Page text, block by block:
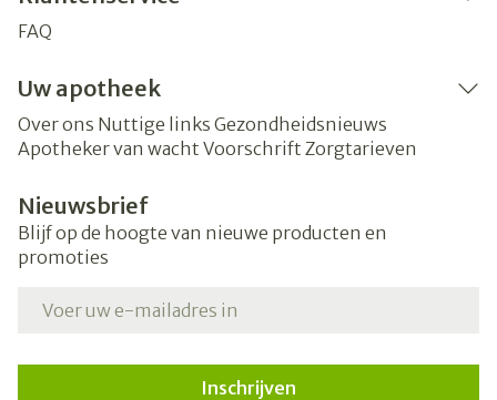
FAQ
Uw apotheek
Over ons Nuttige links Gezondheidsnieuws
Apotheker van wacht Voorschrift Zorgtarieven
Nieuwsbrief
Blijf op de hoogte van nieuwe producten en
promoties
Inschrijven